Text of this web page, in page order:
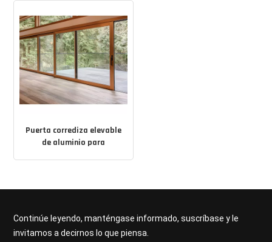
Puerta corrediza elevable
de aluminio para
Continúe leyendo, manténgase informado, suscríbase y le
invitamos a decirnos lo que piensa.